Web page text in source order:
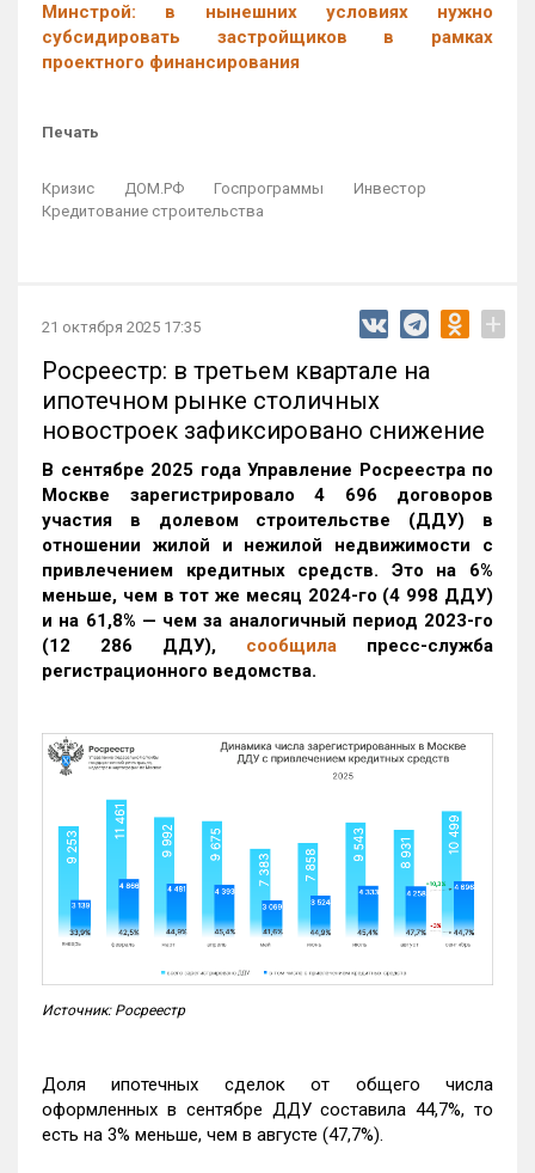
Минстрой: в нынешних условиях нужно
субсидировать застройщиков в рамках
проектного финансирования
Печать
Кризис ДОМ.РФ Госпрограммы
Инвестор
Кредитование строительства
21 октября 2025 17:35 +
Росреестр: в третьем квартале на
ипотечном рынке столичных
новостроек зафиксировано снижение
В сентябре 2025 года Управление Росреестра по
Москве зарегистрировало 4 696 договоров
участия в долевом строительстве (ДДУ) в
отношении жилой и нежилой недвижимости с
привлечением кредитных средств. Это на 6%
меньше, чем в тот же месяц 2024-го (4 998 ДДУ)
и на 61,8% — чем за аналогичный период 2023-го
(12 286 ДДУ), сообщила пресс-служба
регистрационного ведомства.
Источник: Росреестр
Доля ипотечных сделок от общего числа
оформленных в сентябре ДДУ составила 44,7%, то
есть на 3% меньше, чем в августе (47,7%).